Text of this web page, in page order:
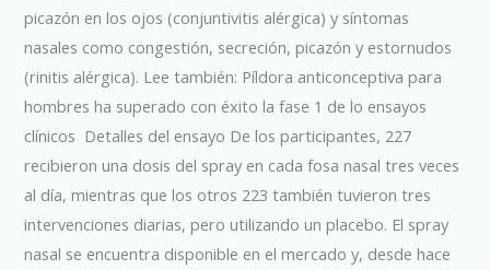
picazón en los ojos (conjuntivitis alérgica) y síntomas
nasales como congestión, secreción, picazón y estornudos
(rinitis alérgica). Lee también: Píldora anticonceptiva para
hombres ha superado con éxito la fase 1 de lo ensayos
clínicos Detalles del ensayo De los participantes, 227
recibieron una dosis del spray en cada fosa nasal tres veces
al día, mientras que los otros 223 también tuvieron tres
intervenciones diarias, pero utilizando un placebo. El spray
nasal se encuentra disponible en el mercado y, desde hace